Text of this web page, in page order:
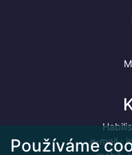
e-mail :
Používáme